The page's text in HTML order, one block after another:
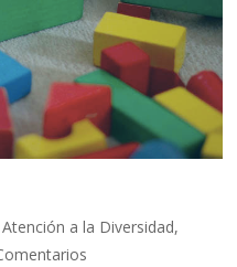
Atención a la Diversidad,